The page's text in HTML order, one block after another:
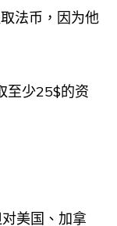
法币，因为他
至少25$的资
美国、加拿